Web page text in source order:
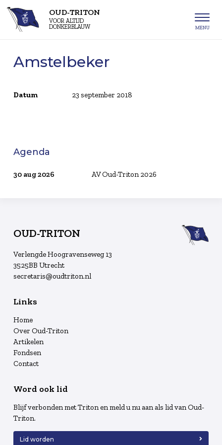
OUD-TRITON
VOOR ALTIJD
DONKERBLAUW
Amstelbeker
Datum 23 september 2018
Agenda
30 aug 2026 AV Oud-Triton 2026
OUD-TRITON
Verlengde Hoogravenseweg 13
3525BB Utrecht
secretaris@oudtriton.nl
Links
Home
Over Oud-Triton
Artikelen
Fondsen
Contact
Word ook lid
Blijf verbonden met Triton en meld u nu aan als lid van Oud-
Triton.
Lid worden